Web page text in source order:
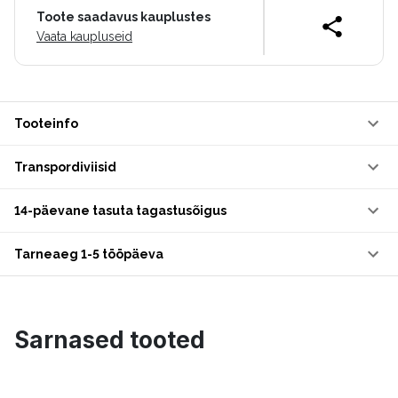
Toote saadavus kauplustes
Vaata kaupluseid
Tooteinfo
Transpordiviisid
14-päevane tasuta tagastusõigus
Tarneaeg 1-5 tööpäeva
Sarnased tooted